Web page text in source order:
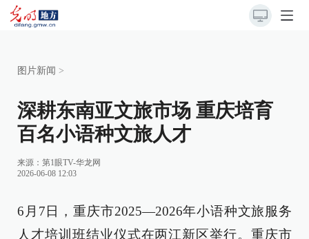
图片新闻 >
深耕东南亚文旅市场 重庆培育
百名小语种文旅人才
来源： 第1眼TV-华龙网
2026-06-08 12:03
6月7日，重庆市2025—2026年小语种文旅服务
人才培训班结业仪式在两江新区举行。重庆市